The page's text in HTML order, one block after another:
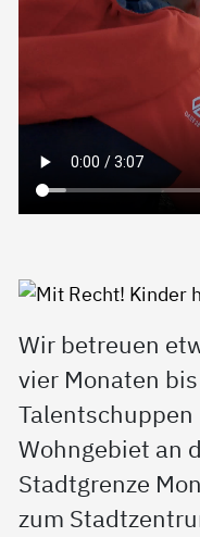
Wir betreuen
vier Monaten
Wohngebiet an
Stadtgrenze
zum